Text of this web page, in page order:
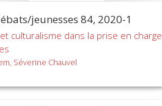
jeunesses 84, 2020-1
culturalisme dans la prise en charge
Séverine Chauvel